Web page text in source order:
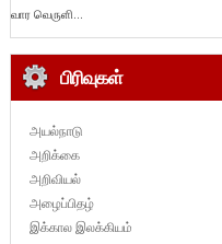
வார வெருளி...
பிரிவுகள்
அயல்நாடு
அறிக்கை
அறிவியல்
அழைப்பிதழ்
இக்கால இலக்கியம்